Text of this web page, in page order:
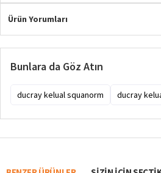
Ürün Yorumları
Bunlara da Göz Atın
ducray kelual squanorm ducray